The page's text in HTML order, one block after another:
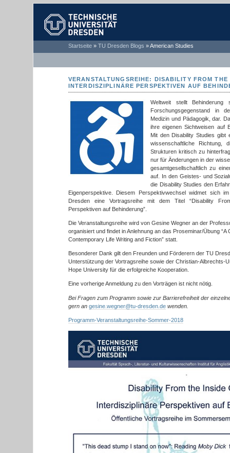
TECHNISCHE
UNIVERSITÄT
Startseite » TU Dresden Blogs »American Studies
VERANSTALTUNGSREIHE: DISABILITY FROM
INTERDISZIPLINÄRE PERSPEKTIVEN AUF
Weltweit stellt Behinderung
Forschungsgegenstand in
Medizin und Pädagogik, dar.
ihre eigenen Sichtweisen auf
Mit den Disability Studies
wissenschaftliche Richtung,
Strukturen kritisch zu
nur für Änderungen in der
gesamtgesellschaftlich zu
auf. In den Geistes- und
die Disability Studies den
Eigenperspektive. Diesem Perspektivwechsel widmet sich
Dresden eine Vortragsreihe mit dem Titel “Disability
Perspektiven auf Behinderung”.
Die Veranstaltungsreihe wird von Gesine Wegner an der
organisiert und findet in Anlehnung an das Proseminar/Übung
Contemporary Life Writing and Fiction” statt.
Besonderer Dank gilt den Freunden und Förderern der TU
Unterstützung der Vortragsreihe sowie der Christian-Albrechts-
Hope University für die erfolgreiche Kooperation.
Eine vorherige Anmeldung zu den Vorträgen ist nicht nötig.
Bei Fragen zum Programm sowie zur Barrierefreiheit der
gern an gesine.wegner@tu-dresden.de wenden.
Programm-Veranstaltungsreihe-Sommer-2018